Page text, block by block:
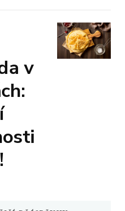
v